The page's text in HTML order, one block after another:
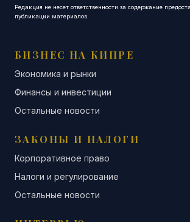
Редакция не несет ответственности за содержание
публикации материалов.
БИЗНЕС НА КИПРЕ
Экономика и рынки
Финансы и инвестиции
Остальные новости
ЗАКОНЫ И НАЛОГИ
Корпоративное право
Налоги и регулирование
Остальные новости